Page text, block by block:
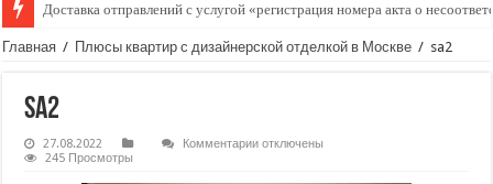
Доставка отправлений с услугой «регистрация номера акта о
Курьерские услуги для магазинов товаров для зимних видов спорта:
Главная / Плюсы квартир с дизайнерской отделкой в Москве / sa2
sa2
27.08.2022 Комментариикотключены
245 Просмотры